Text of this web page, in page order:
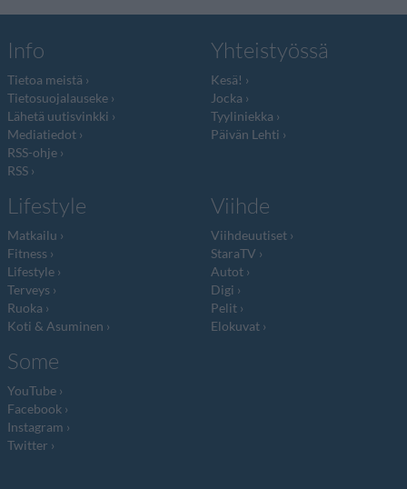
Info
Tietoa meistä
Tietosuojalauseke
Lähetä uutisvinkki
Mediatiedot
RSS-ohje
RSS
Yhteistyössä
Kesä!
Jocka
Tyyliniekka
Päivän Lehti
Lifestyle
Matkailu
Fitness
Lifestyle
Terveys
Ruoka
Koti & Asuminen
Viihde
Viihdeuutiset
StaraTV
Autot
Digi
Pelit
Elokuvat
Some
YouTube
Facebook
Instagram
Twitter